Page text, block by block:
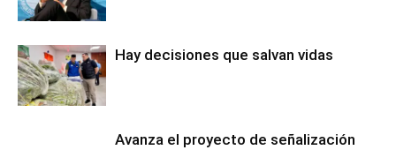
Hay decisiones que salvan vidas
Avanza el proyecto de señalización